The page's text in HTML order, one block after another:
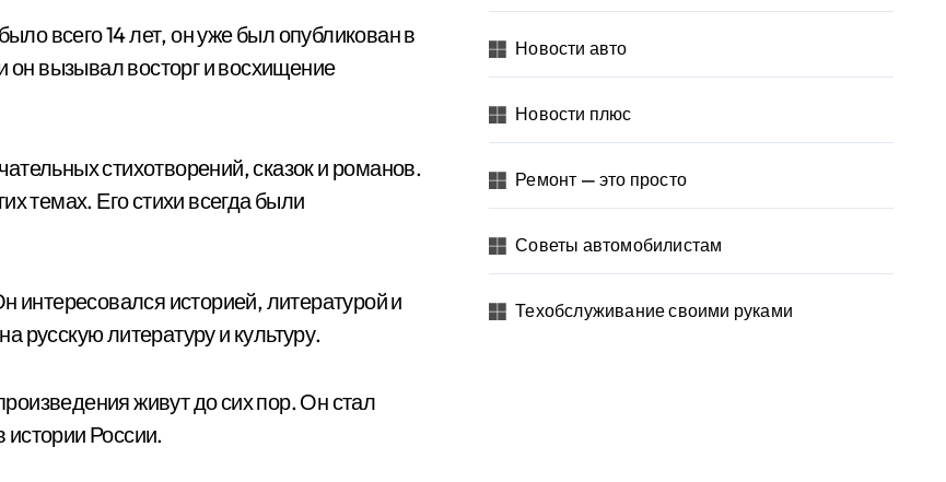
всего 14 лет, он уже был опубликован в
вызывал восторг и восхищение
стихотворений, сказок и романов.
темах. Его стихи всегда были
интересовался историей, литературой и
русскую литературу и культуру.
живут до сих пор. Он стал
России.
Новости авто
Новости плюс
Ремонт — это просто
Советы автомобилистам
Техобслуживание своими руками